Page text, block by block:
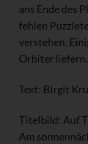
ans Ende des
fehlen
verstehen.
Orbiter liefern.
Text: Birgit
Titelbild: Auf
Am